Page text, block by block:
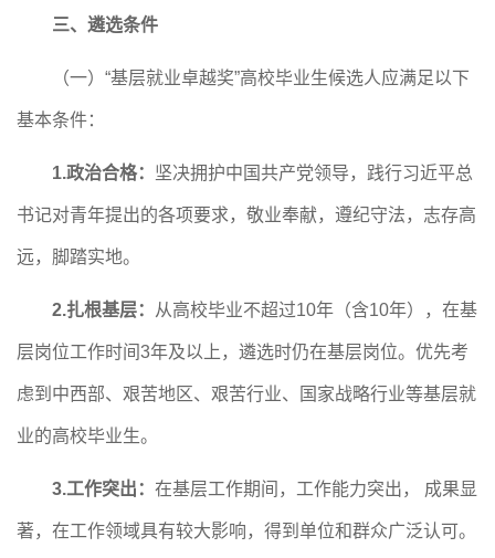
三、遴选条件
（一） “基层就业卓越奖”高校毕业生候选人应满足以下
基本条件：
1.政治合格： 坚决拥护中国共产党领导，践行习近平总
书记对青年提出的各项要求，敬业奉献，遵纪守法，志存高
远，脚踏实地。
2.扎根基层： 从高校毕业不超过10年（含10年），在基
层岗位工作时间3年及以上，遴选时仍在基层岗位。优先考
虑到中西部、艰苦地区、艰苦行业、国家战略行业等基层就
业的高校毕业生。
3.工作突出： 在基层工作期间，工作能力突出， 成果显
著，在工作领域具有较大影响，得到单位和群众广泛认可。